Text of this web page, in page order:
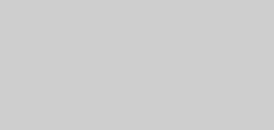
en tu móvil?